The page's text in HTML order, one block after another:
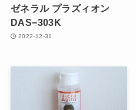
ゼネラル プラズィオン
DAS−303K
2022-12-31